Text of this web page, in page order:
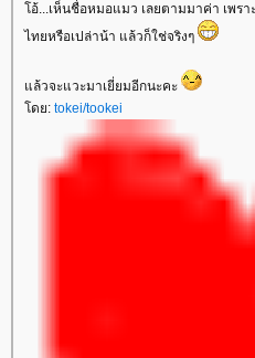
อ้...เห็นชื่อหมอแมว เลยตามมาค่า เพร
ไทยหรือเปล่าน้า แล้วก็ใช่จริงๆ
ล้วจะแวะมาเยี่ยมอีกนะคะ
ดย: tokei/tookei